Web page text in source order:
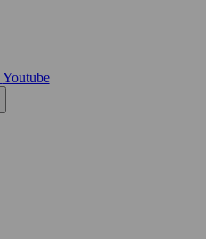
Youtube